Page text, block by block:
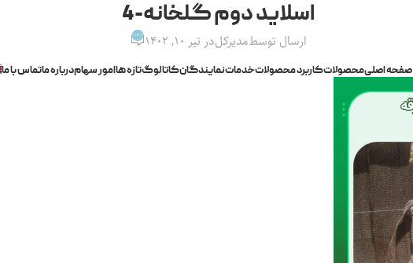
صفحه اصلیمحصولاتکاربرد محصولاتخدماتنمایندگانکاتالوگتازه هاامور سهامدرباره ماتماس با ما
اسلاید دوم گلخانه-4
ارسال توسطمدیرکلدر تیر ۱۰, ۱۴۰۲ 0